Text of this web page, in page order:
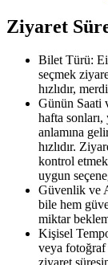
Ziyaret
Bilet Türü:
seçmek
hızlıdır,
Günün Saati
hafta
anlamına
hızlıdır.
kontrol
uygun
Güvenlik ve
bile hem
miktar
Kişisel
veya fotoğraf